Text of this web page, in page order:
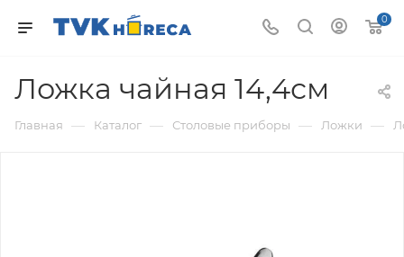
0
Ложка чайная 14,4см
Главная — Каталог — Столовые приборы — Ложки —